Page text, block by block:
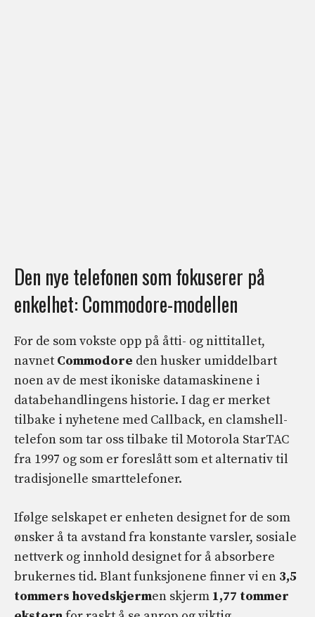
Den nye telefonen som fokuserer på
enkelhet: Commodore-modellen
For de som vokste opp på åtti- og nittitallet,
navnet Commodore den husker umiddelbart
noen av de mest ikoniske datamaskinene i
databehandlingens historie. I dag er merket
tilbake i nyhetene med Callback, en clamshell-
telefon som tar oss tilbake til Motorola StarTAC
fra 1997 og som er foreslått som et alternativ til
tradisjonelle smarttelefoner.
Ifølge selskapet er enheten designet for de som
ønsker å ta avstand fra konstante varsler, sosiale
nettverk og innhold designet for å absorbere
brukernes tid. Blant funksjonene finner vi en 3,5
tommers hovedskjermen skjerm 1,77 tommer